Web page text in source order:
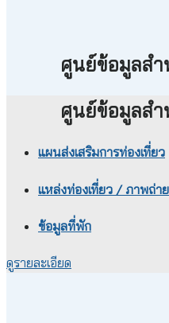
ศูนย์ข้อมูลสำ
ศูนย์ข้อมูลสำ
แผนส่งเสริมการท่องเที่ยว
แหล่งท่องเที่ยว / ภาพถ่าย
ข้อมูลที่พัก
ดูรายละเอียด